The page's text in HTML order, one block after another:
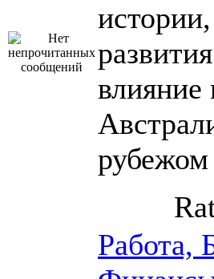
влияние
рубежом
Работа,